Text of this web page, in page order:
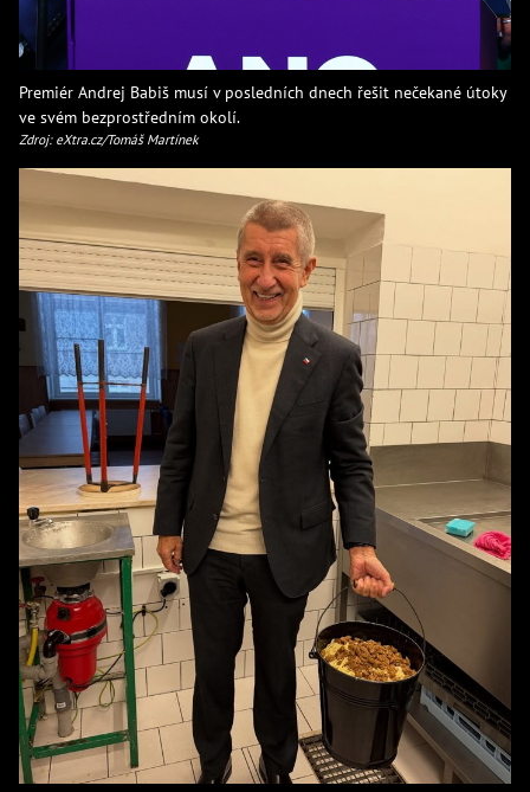
Premiér Andrej Babiš musí v posledních dnech řešit nečekané útoky
ve svém bezprostředním okolí.
Zdroj: eXtra.cz/Tomáš Martínek